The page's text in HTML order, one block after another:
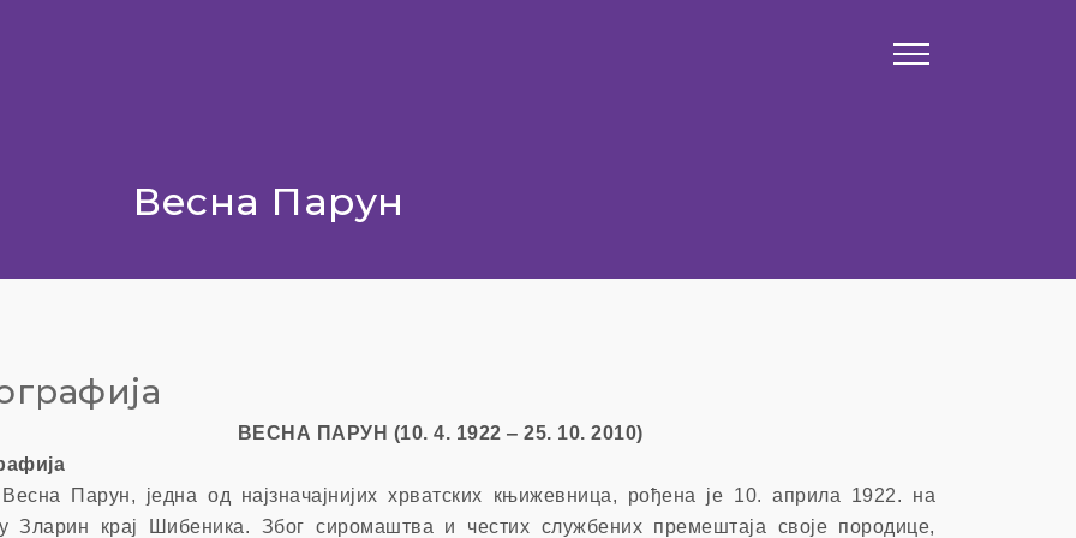
Весна Парун
ВЕСНА ПАРУН (10. 4. 1922 ‒ 25. 10. 2010)
Весна Парун, једна од најзначајнијих хрватских књижевница, рођена је 10. априла 1922. на
Зларин крај Шибеника. Због сиромаштва и честих службених премештаја своје породице,